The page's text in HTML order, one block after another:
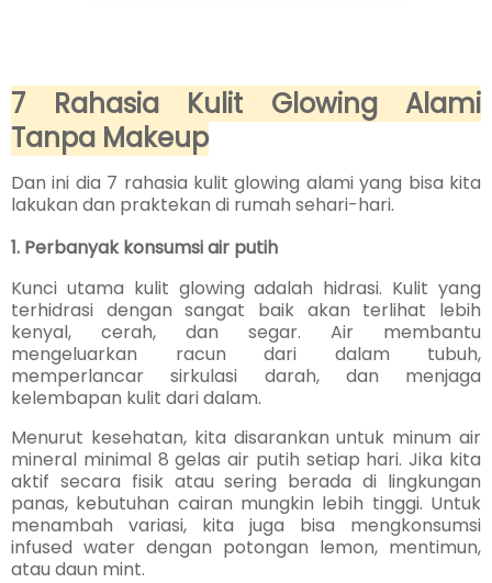
7 Rahasia Kulit Glowing Alami
Tanpa Makeup
Dan ini dia 7 rahasia kulit glowing alami yang bisa kita
lakukan dan praktekan di rumah sehari-hari.
1. Perbanyak konsumsi air putih
Kunci utama kulit glowing adalah hidrasi. Kulit yang
terhidrasi dengan sangat baik akan terlihat lebih
kenyal, cerah, dan segar. Air membantu
mengeluarkan racun dari dalam tubuh,
memperlancar sirkulasi darah, dan menjaga
kelembapan kulit dari dalam.
Menurut kesehatan, kita disarankan untuk minum air
mineral minimal 8 gelas air putih setiap hari. Jika kita
aktif secara fisik atau sering berada di lingkungan
panas, kebutuhan cairan mungkin lebih tinggi. Untuk
menambah variasi, kita juga bisa mengkonsumsi
infused water dengan potongan lemon, mentimun,
atau daun mint.